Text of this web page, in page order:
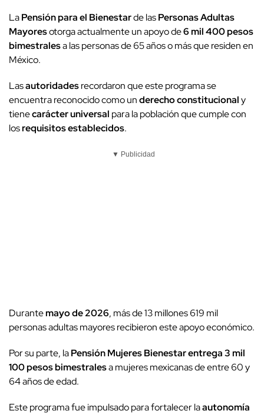
LaPensión para el Bienestarde lasPersonas Adultas
Mayoresotorga actualmente un apoyo de6 mil 400 pesos
bimestralesa las personas de 65 años o más que residen en
México.
Lasautoridadesrecordaron que este programa se
encuentra reconocido como underecho constitucionaly
tienecarácter universal para la población que cumple con
losrequisitos establecidos.
▼ Publicidad
Durantemayo de 2026, más de 13 millones 619 mil
personas adultas mayores recibieron este apoyo económico.
Por su parte, laPensión Mujeres Bienestarentrega3 mil
100 pesosbimestralesa mujeres mexicanas de entre 60 y
64 años de edad.
Este programa fue impulsado para fortalecer laautonomía